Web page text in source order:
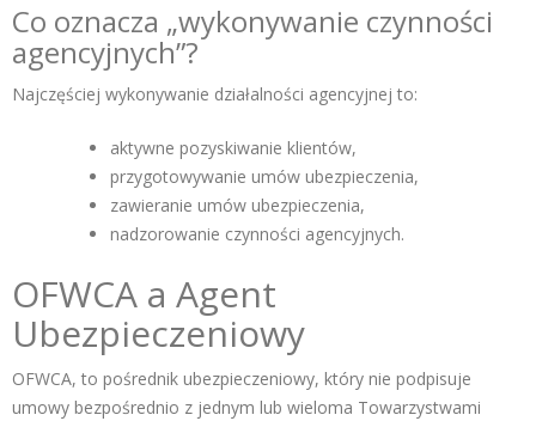
Co oznacza „wykonywanie czynności
agencyjnych”?
Najczęściej wykonywanie działalności agencyjnej to:
aktywne pozyskiwanie klientów,
przygotowywanie umów ubezpieczenia,
zawieranie umów ubezpieczenia,
nadzorowanie czynności agencyjnych.
OFWCA a Agent
Ubezpieczeniowy
OFWCA, to pośrednik ubezpieczeniowy, który nie podpisuje
umowy bezpośrednio z jednym lub wieloma Towarzystwami